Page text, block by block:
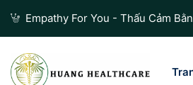
Empathy For You - Thấu Cảm